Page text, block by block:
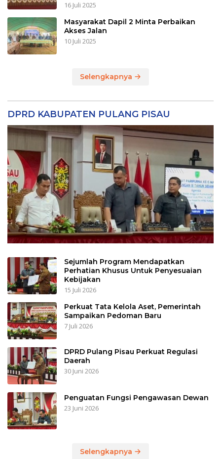
16 Juli 2025
Masyarakat Dapil 2 Minta Perbaikan
Akses Jalan
10 Juli 2025
Selengkapnya
DPRD KABUPATEN PULANG PISAU
Sejumlah Program Mendapatkan
Perhatian Khusus Untuk Penyesuaian
Kebijakan
15 Juli 2026
Perkuat Tata Kelola Aset, Pemerintah
Sampaikan Pedoman Baru
7 Juli 2026
DPRD Pulang Pisau Perkuat Regulasi
Daerah
30 Juni 2026
Penguatan Fungsi Pengawasan Dewan
23 Juni 2026
Selengkapnya